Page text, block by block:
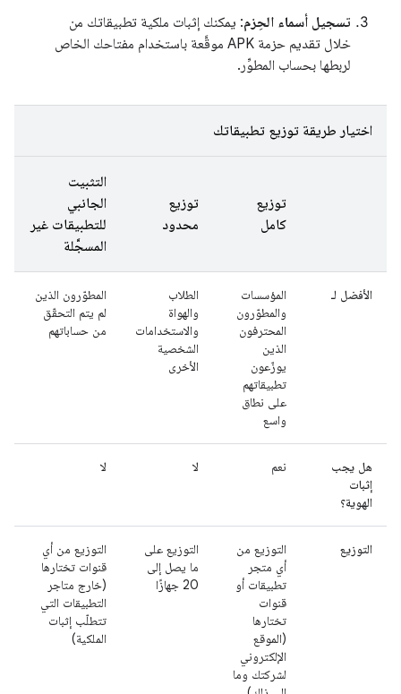
تسجيل أسماء الحِزم: يمكنك إثبات ملكية تطبيقاتك من
خلال تقديم حزمة APK موقَّعة باستخدام مفتاحك الخاص
لربطها بحساب المطوِّر.
اختيار طريقة توزيع تطبيقاتك
توزيع
كامل
توزيع
محدود
التثبيت
الجانبي
للتطبيقات غير
المسجَّلة
الأفضل لـ
المؤسسات
والمطوّرون
المحترفون
الذين
يوزّعون
تطبيقاتهم
على نطاق
واسع
الطلاب
والهواة
والاستخدامات
الشخصية
الأخرى
المطوّرون الذين
لم يتم التحقّق
من حساباتهم
هل يجب
إثبات
الهوية؟
نعم لا لا
التوزيع
التوزيع من
أي متجر
تطبيقات أو
قنوات
تختارها
(الموقع
الإلكتروني
لشركتك وما
التوزيع على
ما يصل إلى
20 جهازًا
التوزيع من أي
قنوات تختارها
(خارج متاجر
التطبيقات التي
تتطلّب إثبات
الملكية)